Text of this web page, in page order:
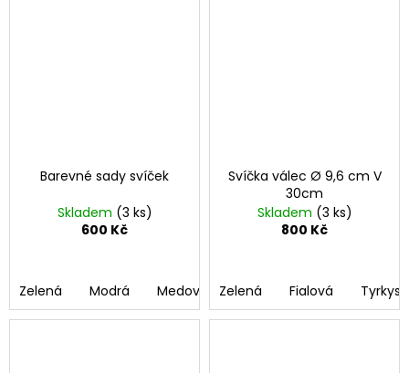
Barevné sady svíček
Skladem (3 ks)
600 Kč
Zelená Modrá Medová Červená
Svíčka válec Ø 9,6 cm V
30cm
Skladem (3 ks)
800 Kč
Zelená Fialová